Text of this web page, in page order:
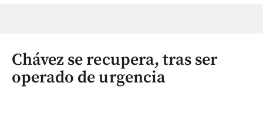
Chávez se recupera, tras ser
operado de urgencia